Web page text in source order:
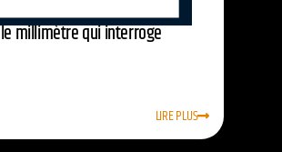
le millimètre qui interroge
LIRE PLUS